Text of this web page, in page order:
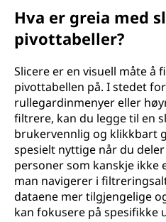
Hva er greia med
pivottabeller?
Slicere er en visuell måte å
pivottabellen på. I stedet
rullegardinmenyer eller
filtrere, kan du legge til en
brukervennlig og klikkbart
spesielt nyttige når du
personer som kanskje ikke
man navigerer i
dataene mer tilgjengelige
kan fokusere på spesifikke